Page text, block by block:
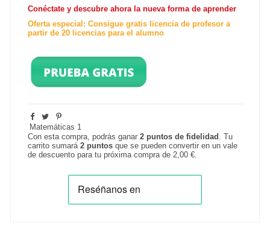
Conéctate y descubre ahora la nueva forma de aprender
Oferta especial: Consigue gratis licencia de profesor a
partir de 20 licencias para el alumno
Matemáticas 1
Con esta compra, podrás ganar2 puntos de fidelidad . Tu
carrito sumará2 puntos que se pueden convertir en un vale
de descuento para tu próxima compra de2,00 €.